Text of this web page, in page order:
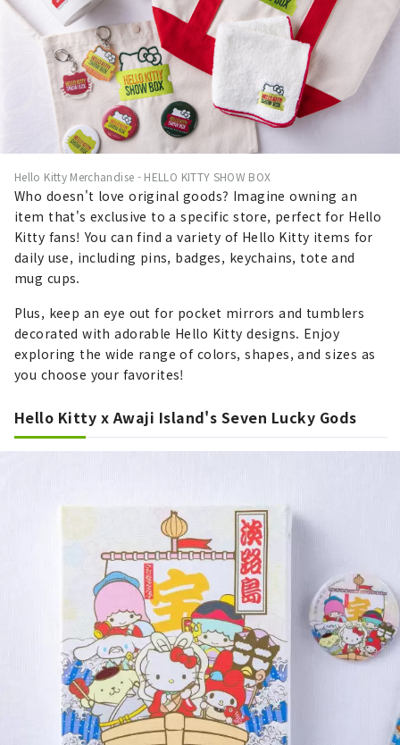
Hello Kitty Merchandise - HELLO KITTY SHOW BOX
Who doesn't love original goods? Imagine owning an
item that's exclusive to a specific store, perfect for Hello
Kitty fans! You can find a variety of Hello Kitty items for
daily use, including pins, badges, keychains, tote and
mug cups.
Plus, keep an eye out for pocket mirrors and tumblers
decorated with adorable Hello Kitty designs. Enjoy
exploring the wide range of colors, shapes, and sizes as
you choose your favorites!
Hello Kitty x Awaji Island's Seven Lucky Gods